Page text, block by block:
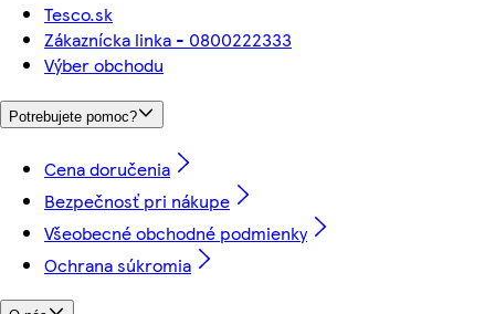
Tesco.sk
Zákaznícka linka - 0800222333
Výber obchodu
Potrebujete pomoc?
Cena doručenia
Bezpečnosť pri nákupe
Všeobecné obchodné podmienky
Ochrana súkromia